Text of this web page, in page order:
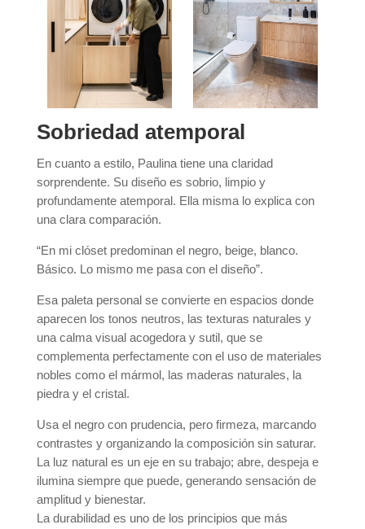
Sobriedad atemporal
En cuanto a estilo, Paulina tiene una claridad
sorprendente. Su diseño es sobrio, limpio y
profundamente atemporal. Ella misma lo explica con
una clara comparación.
“En mi clóset predominan el negro, beige, blanco.
Básico. Lo mismo me pasa con el diseño”.
Esa paleta personal se convierte en espacios donde
aparecen los tonos neutros, las texturas naturales y
una calma visual acogedora y sutil, que se
complementa perfectamente con el uso de materiales
nobles como el mármol, las maderas naturales, la
piedra y el cristal.
Usa el negro con prudencia, pero firmeza, marcando
contrastes y organizando la composición sin saturar.
La luz natural es un eje en su trabajo; abre, despeja e
ilumina siempre que puede, generando sensación de
amplitud y bienestar.
La durabilidad es uno de los principios que más